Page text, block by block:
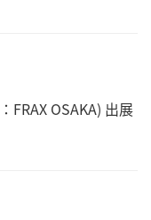
FRAX OSAKA) 出展